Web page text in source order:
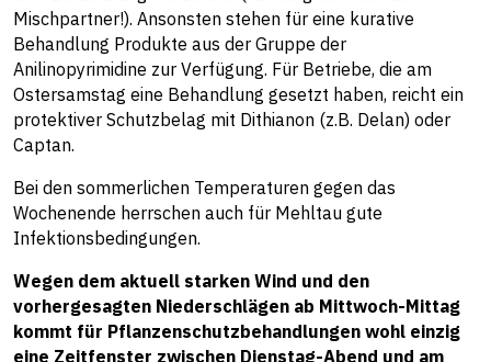
Mischpartner!). Ansonsten stehen für eine kurative
Behandlung Produkte aus der Gruppe der
Anilinopyrimidine zur Verfügung. Für Betriebe, die am
Ostersamstag eine Behandlung gesetzt haben, reicht ein
protektiver Schutzbelag mit Dithianon (z.B. Delan) oder
Captan.
Bei den sommerlichen Temperaturen gegen das
Wochenende herrschen auch für Mehltau gute
Infektionsbedingungen.
Wegen dem aktuell starken Wind und den
vorhergesagten Niederschlägen ab Mittwoch-Mittag
kommt für Pflanzenschutzbehandlungen wohl einzig
eine Zeitfenster zwischen Dienstag-Abend und am